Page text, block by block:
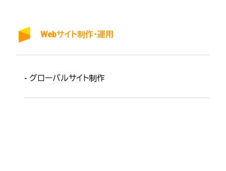
Webサイト制作・運用
- グローバルサイト制作